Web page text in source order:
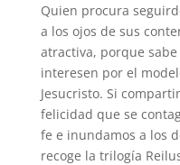
Quien procura
a los ojos de sus
atractiva, porque
interesen por el
Jesucristo. Si
felicidad que se
fe e inundamos a los
recoge la trilogía